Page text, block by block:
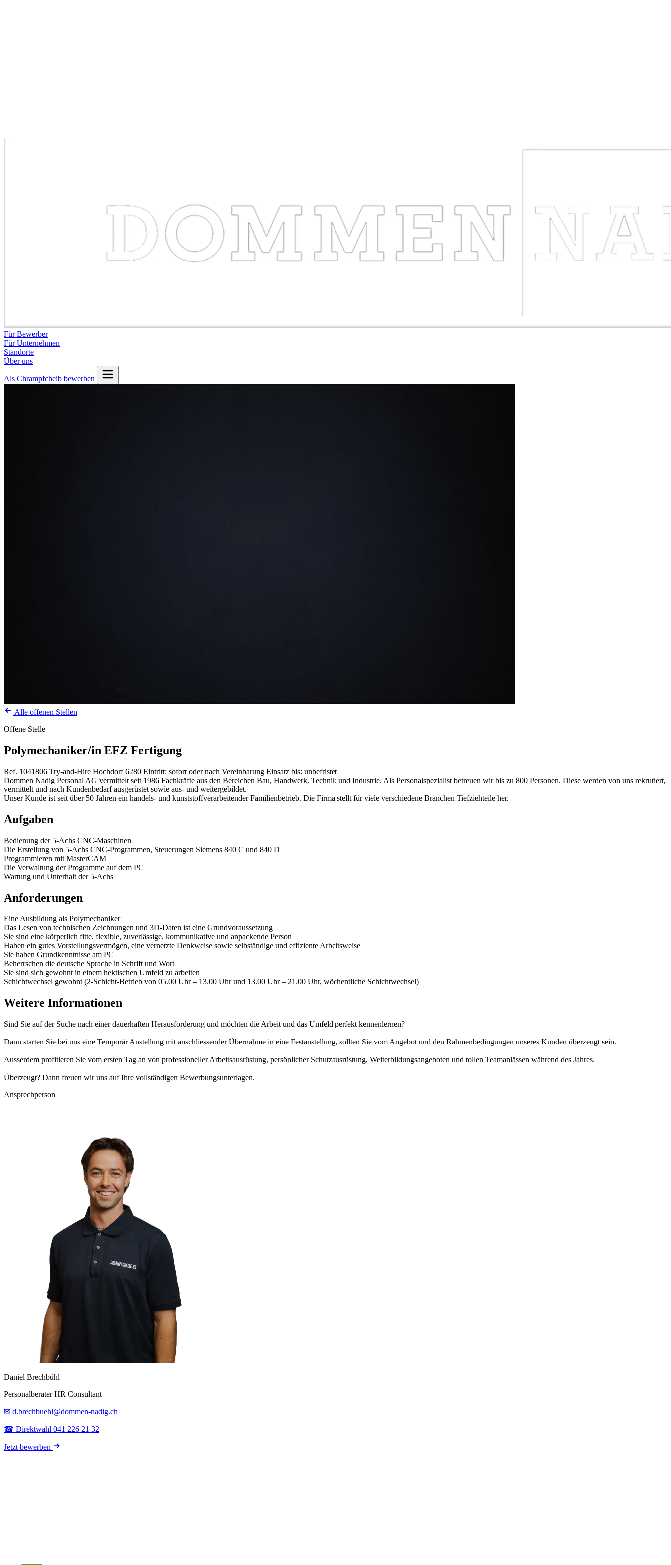
Für Bewerber
Für Unternehmen
Standorte
Über uns
Als Chrampfcheib bewerben
Alle offenen Stellen
Offene Stelle
Polymechaniker/in EFZ Fertigung
Ref. 1041806 Try-and-Hire Hochdorf 6280 Eintritt: sofort oder nach Vereinbarung Einsatz bis: unbefristet
Dommen Nadig Personal AG vermittelt seit 1986 Fachkräfte aus den Bereichen Bau, Handwerk, Technik und Industrie. Als Personalspezialist betreuen wir bis zu 800 Personen. Diese werden von uns rekrutiert,
vermittelt und nach Kundenbedarf ausgerüstet sowie aus- und weitergebildet.
Unser Kunde ist seit über 50 Jahren ein handels- und kunststoffverarbeitender Familienbetrieb. Die Firma stellt für viele verschiedene Branchen Tiefziehteile her.
Aufgaben
Bedienung der 5-Achs CNC-Maschinen
Die Erstellung von 5-Achs CNC-Programmen, Steuerungen Siemens 840 C und 840 D
Programmieren mit MasterCAM
Die Verwaltung der Programme auf dem PC
Wartung und Unterhalt der 5-Achs
Anforderungen
Eine Ausbildung als Polymechaniker
Das Lesen von technischen Zeichnungen und 3D-Daten ist eine Grundvoraussetzung
Sie sind eine körperlich fitte, flexible, zuverlässige, kommunikative und anpackende Person
Haben ein gutes Vorstellungsvermögen, eine vernetzte Denkweise sowie selbständige und effiziente Arbeitsweise
Sie haben Grundkenntnisse am PC
Beherrschen die deutsche Sprache in Schrift und Wort
Sie sind sich gewohnt in einem hektischen Umfeld zu arbeiten
Schichtwechsel gewohnt (2-Schicht-Betrieb von 05.00 Uhr – 13.00 Uhr und 13.00 Uhr – 21.00 Uhr, wöchentliche Schichtwechsel)
Weitere Informationen
Sind Sie auf der Suche nach einer dauerhaften Herausforderung und möchten die Arbeit und das Umfeld perfekt kennenlernen?
Dann starten Sie bei uns eine Temporär Anstellung mit anschliessender Übernahme in eine Festanstellung, sollten Sie vom Angebot und den Rahmenbedingungen unseres Kunden überzeugt sein.
Ausserdem profitieren Sie vom ersten Tag an von professioneller Arbeitsausrüstung, persönlicher Schutzausrüstung, Weiterbildungsangeboten und tollen Teamanlässen während des Jahres.
Überzeugt? Dann freuen wir uns auf Ihre vollständigen Bewerbungsunterlagen.
Ansprechperson
Daniel Brechbühl
Personalberater HR Consultant
✉ d.brechbuehl@dommen-nadig.ch
☎ Direktwahl 041 226 21 32
Jetzt bewerben